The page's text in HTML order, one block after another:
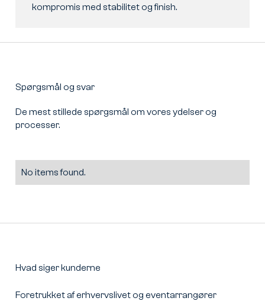
kompromis med stabilitet og finish.
Spørgsmål og svar
De mest stillede spørgsmål om vores ydelser og
processer.
No items found.
Hvad siger kunderne
Foretrukket af erhvervslivet og eventarrangører